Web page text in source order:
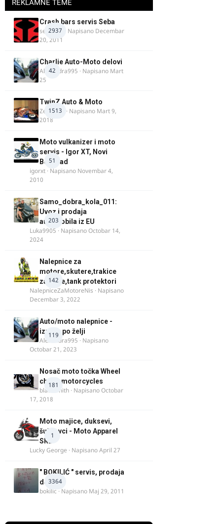
REKLAMNE TEME
2937
Crash bars servis Seba
seba011 · Napisano Decembar
20, 2011
42
Charlie Auto-Moto delovi
Alexandra995 · Napisano Mart
25
1513
TwinZ Auto & Moto
Zeljkamp · Napisano Mart 9,
2018
51
Moto vulkanizer i moto
servis - Igor XT, Novi
Beograd
igorxt · Napisano Novembar 4,
2010
203
Samo_dobra_kola_011:
Uvoz i prodaja
automobila iz EU
Luka9905 · NapisanoOctobar 14,
2024
142
Nalepnice za
motore,skutere,trakice
za felne,tank protektori
NalepniceZaMotoreNis · Napisano
Decembar 3, 2022
119
Auto/moto nalepnice -
izrada po želji
Alexandra995 · Napisano
Octobar 21, 2023
181
Nosač moto točka Wheel
chock motorcycles
blacksmith · NapisanoOctobar
17, 2018
1
Moto majice, duksevi,
šuškavci - Moto Apparel
SRB
Lucky George · NapisanoApril 27
3364
" BOKILIĆ " servis, prodaja
delova
bokilic · Napisano Maj 29, 2011